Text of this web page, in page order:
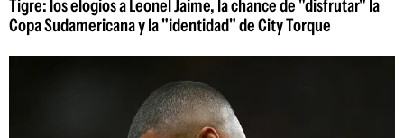
Tigre: los elogios a Leonel Jaime, la chance de "disfrutar" la
Copa Sudamericana y la "identidad" de City Torque